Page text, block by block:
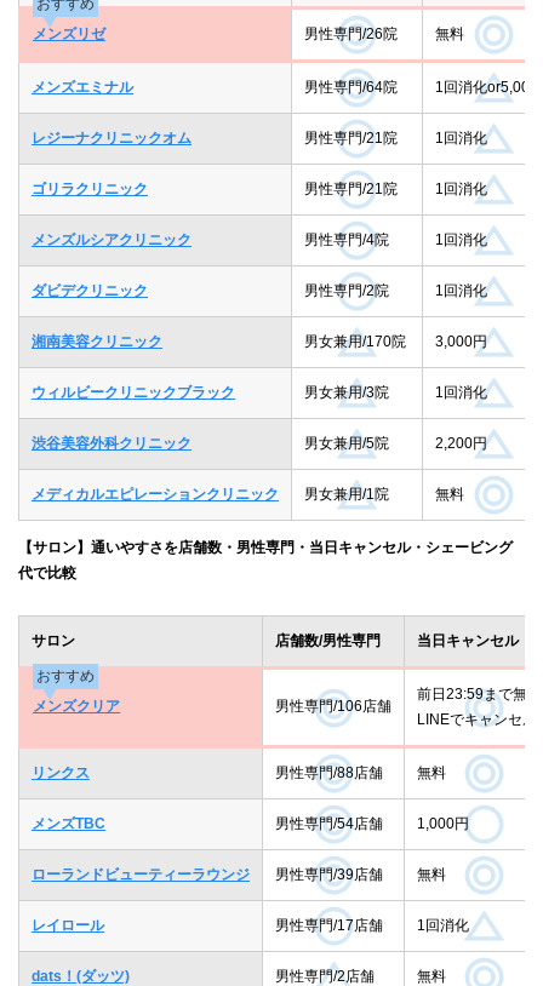
メンズリゼ
男性専門/26院 無料
メンズエミナル 男性専門/64院 1回消化or5,000
レジーナクリニックオム 男性専門/21院 1回消化
ゴリラクリニック 男性専門/21院 1回消化
メンズルシアクリニック 男性専門/4院 1回消化
ダビデクリニック 男性専門/2院 1回消化
湘南美容クリニック 男女兼用/170院 3,000円
ウィルビークリニックブラック 男女兼用/3院 1回消化
渋谷美容外科クリニック 男女兼用/5院 2,200円
メディカルエピレーションクリニック 男女兼用/1院 無料
【サロン】通いやすさを店舗数・男性専門・当日キャンセル・シェービング
代で比較
サロン 店舗数/男性専門 当日キャンセル
おすすめ
メンズクリア
男性専門/106店舗
前日23:59まで無料
LINEでキャンセル
リンクス 男性専門/88店舗 無料
メンズTBC 男性専門/54店舗 1,000円
ローランドビューティーラウンジ 男性専門/39店舗 無料
レイロール 男性専門/17店舗 1回消化
dats！(ダッツ) 男性専門/2店舗 無料